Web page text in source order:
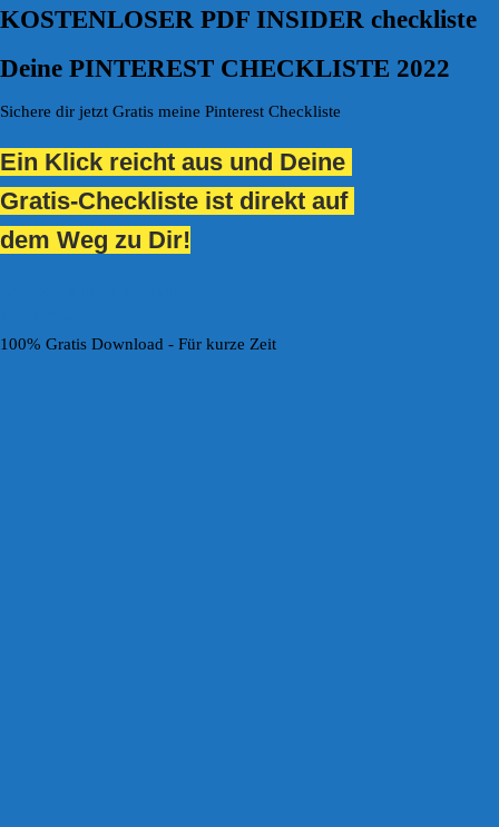
KOSTENLOSER PDF INSIDER checkliste
Deine PINTEREST CHECKLISTE 2022
Sichere dir jetzt Gratis meine Pinterest Checkliste
Ein Klick reicht aus und Deine
Gratis-Checkliste ist direkt auf
dem Weg zu Dir!
100% Gratis Download - Für kurze Zeit